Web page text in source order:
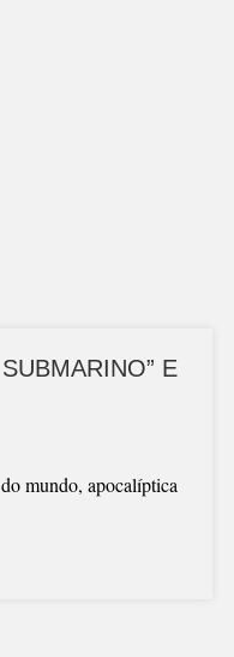
E
mundo, apocalíptica